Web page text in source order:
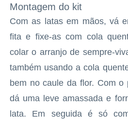
Montagem do kit
Com as latas em mãos, vá
fita e fixe-as com cola
colar o arranjo de sempre-
também usando a cola
bem no caule da flor. Com o
dá uma leve amassada e
lata. Em seguida é só